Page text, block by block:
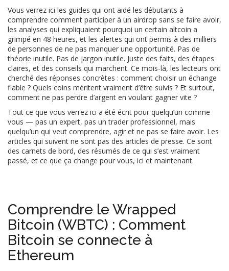
Vous verrez ici les guides qui ont aidé les débutants à
comprendre comment participer à un airdrop sans se faire avoir,
les analyses qui expliquaient pourquoi un certain altcoin a
grimpé en 48 heures, et les alertes qui ont permis à des milliers
de personnes de ne pas manquer une opportunité. Pas de
théorie inutile. Pas de jargon inutile. Juste des faits, des étapes
claires, et des conseils qui marchent. Ce mois-là, les lecteurs ont
cherché des réponses concrètes : comment choisir un échange
fiable ? Quels coins méritent vraiment d’être suivis ? Et surtout,
comment ne pas perdre d’argent en voulant gagner vite ?
Tout ce que vous verrez ici a été écrit pour quelqu’un comme
vous — pas un expert, pas un trader professionnel, mais
quelqu’un qui veut comprendre, agir et ne pas se faire avoir. Les
articles qui suivent ne sont pas des articles de presse. Ce sont
des carnets de bord, des résumés de ce qui s’est vraiment
passé, et ce que ça change pour vous, ici et maintenant.
Comprendre le Wrapped
Bitcoin (WBTC) : Comment
Bitcoin se connecte à
Ethereum